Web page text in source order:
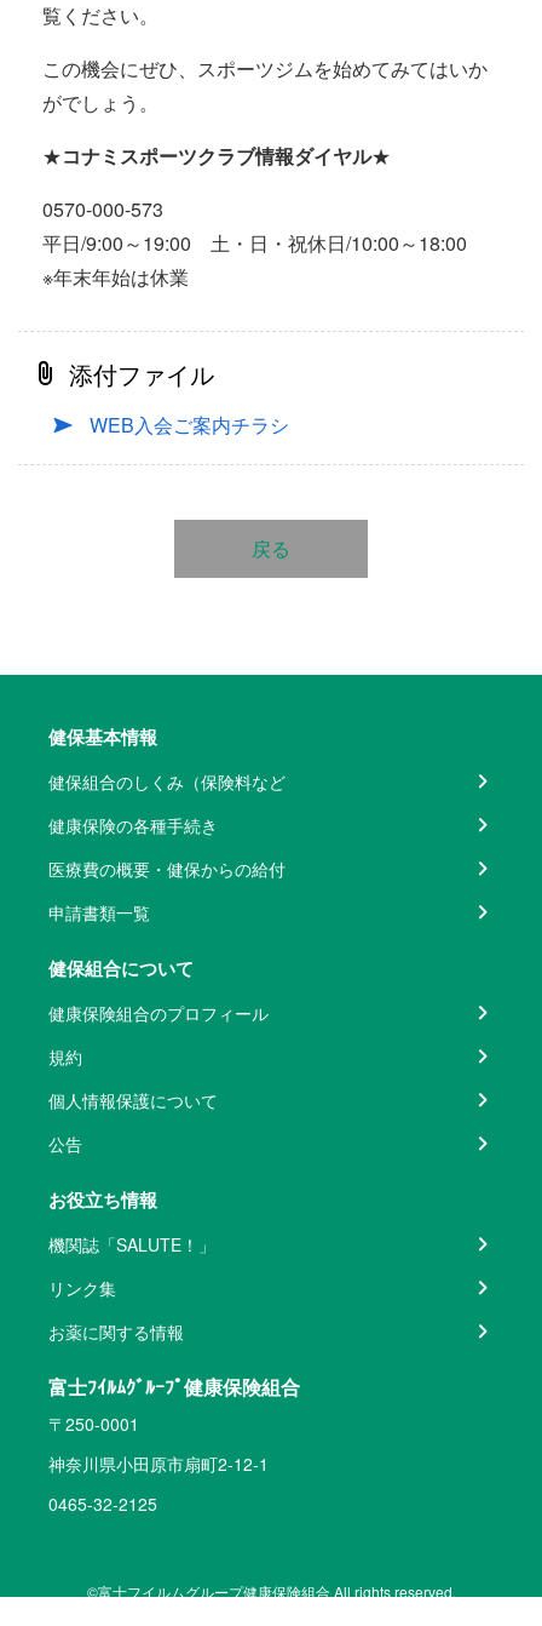
覧ください。
この機会にぜひ、スポーツジムを始めてみてはいか
がでしょう。
★コナミスポーツクラブ情報ダイヤル★
0570-000-573
平日/9:00～19:00 土・日・祝休日/10:00～18:00
※年末年始は休業
添付ファイル
WEB入会ご案内チラシ
戻る
健保基本情報
健保組合のしくみ（保険料など
健康保険の各種手続き
医療費の概要・健保からの給付
申請書類一覧
健保組合について
健康保険組合のプロフィール
規約
個人情報保護について
公告
お役立ち情報
機関誌「SALUTE！」
リンク集
お薬に関する情報
富士ﾌｲﾙﾑｸﾞﾙｰﾌﾟ健康保険組合
〒250-0001
神奈川県小田原市扇町2-12-1
0465-32-2125
©富士フイルムグループ健康保険組合 All rights reserved.